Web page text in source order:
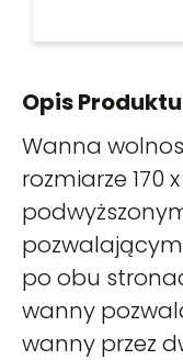
Opis Produktu
Wanna
rozmiarze 170
po obu
wanny
wanny przez